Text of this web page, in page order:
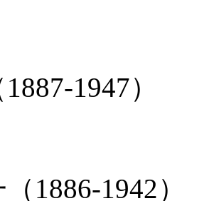
1947）
1886-1942）